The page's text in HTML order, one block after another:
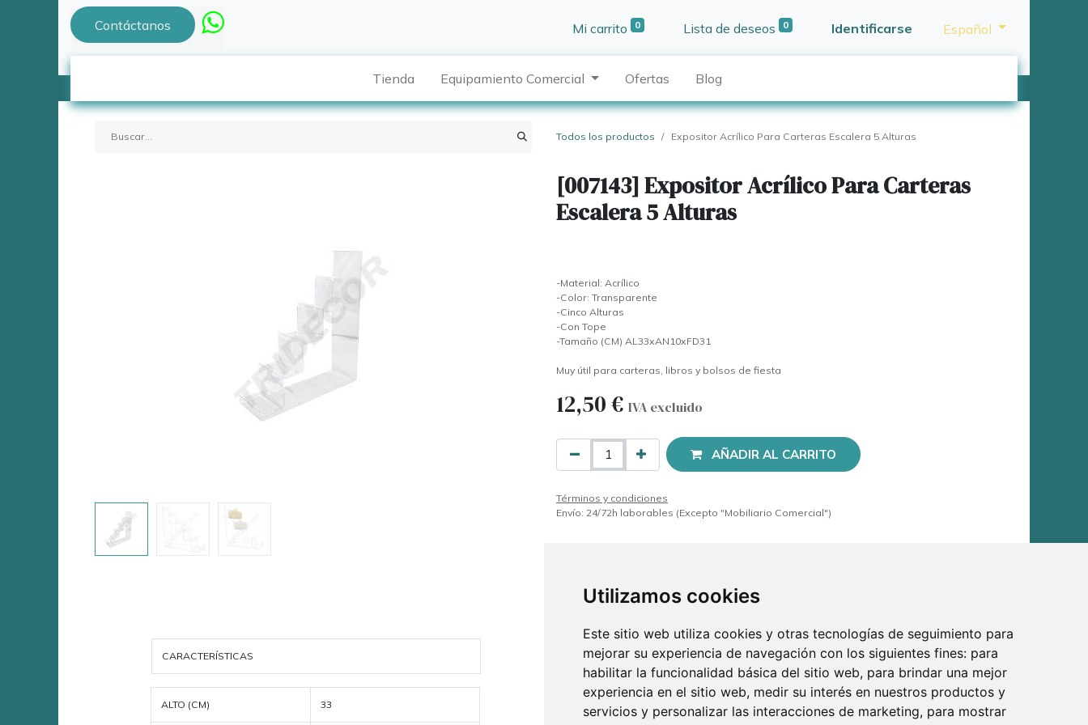
Utilizamos cookies
Este sitio web utiliza cookies y otras tecnologías de seguimiento para
mejorar su experiencia de navegación con los siguientes fines: para
habilitar la funcionalidad básica del sitio web, para brindar una mejor
experiencia en el sitio web, medir su interés en nuestros productos y
servicios y personalizar las interacciones de marketing, para mostrar
Contáctanos Mi carrito 0 Lista de deseos 0 Identificarse Español
Tienda Equipamiento Comercial Ofertas Blog
Todos los productos Expositor Acrílico Para Carteras Escalera 5 Alturas
[007143] Expositor Acrílico Para Carteras
Escalera 5 Alturas
-Material: Acrílico
-Color: Transparente
-Cinco Alturas
-Con Tope
-Tamaño (CM) AL33xAN10xFD31
Muy útil para carteras, libros y bolsos de fiesta
12,50€ IVA excluido
AÑADIR AL CARRITO
Términos y condiciones
Envío: 24/72h laborables (Excepto "Mobiliario Comercial")
CARACTERÍSTICAS
ALTO (CM) 33